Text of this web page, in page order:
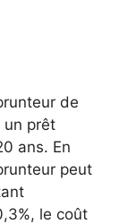
de
un prêt
ans. En
peut
le coût